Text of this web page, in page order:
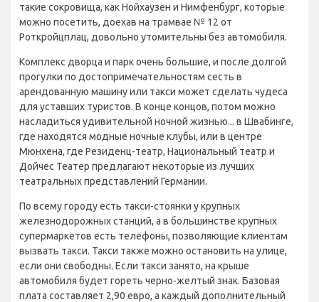
такие сокровища, как Нойхаузен и Нимфенбург, которые
можно посетить, доехав на трамвае № 12 от
Роткройцплац, довольно утомительны без автомобиля.
Комплекс дворца и парк очень большие, и после долгой
прогулки по достопримечательностям сесть в
арендованную машину или такси может сделать чудеса
для уставших туристов. В конце концов, потом можно
насладиться удивительной ночной жизнью... в Швабинге,
где находятся модные ночные клубы, или в центре
Мюнхена, где Резиденц-театр, Национальный театр и
Дойчес Театер предлагают некоторые из лучших
театральных представлений Германии.
По всему городу есть такси-стоянки у крупных
железнодорожных станций, а в большинстве крупных
супермаркетов есть телефоны, позволяющие клиентам
вызвать такси. Такси также можно остановить на улице,
если они свободны. Если такси занято, на крыше
автомобиля будет гореть черно-желтый знак. Базовая
плата составляет 2,90 евро, а каждый дополнительный